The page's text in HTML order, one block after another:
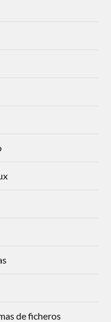
de ficheros